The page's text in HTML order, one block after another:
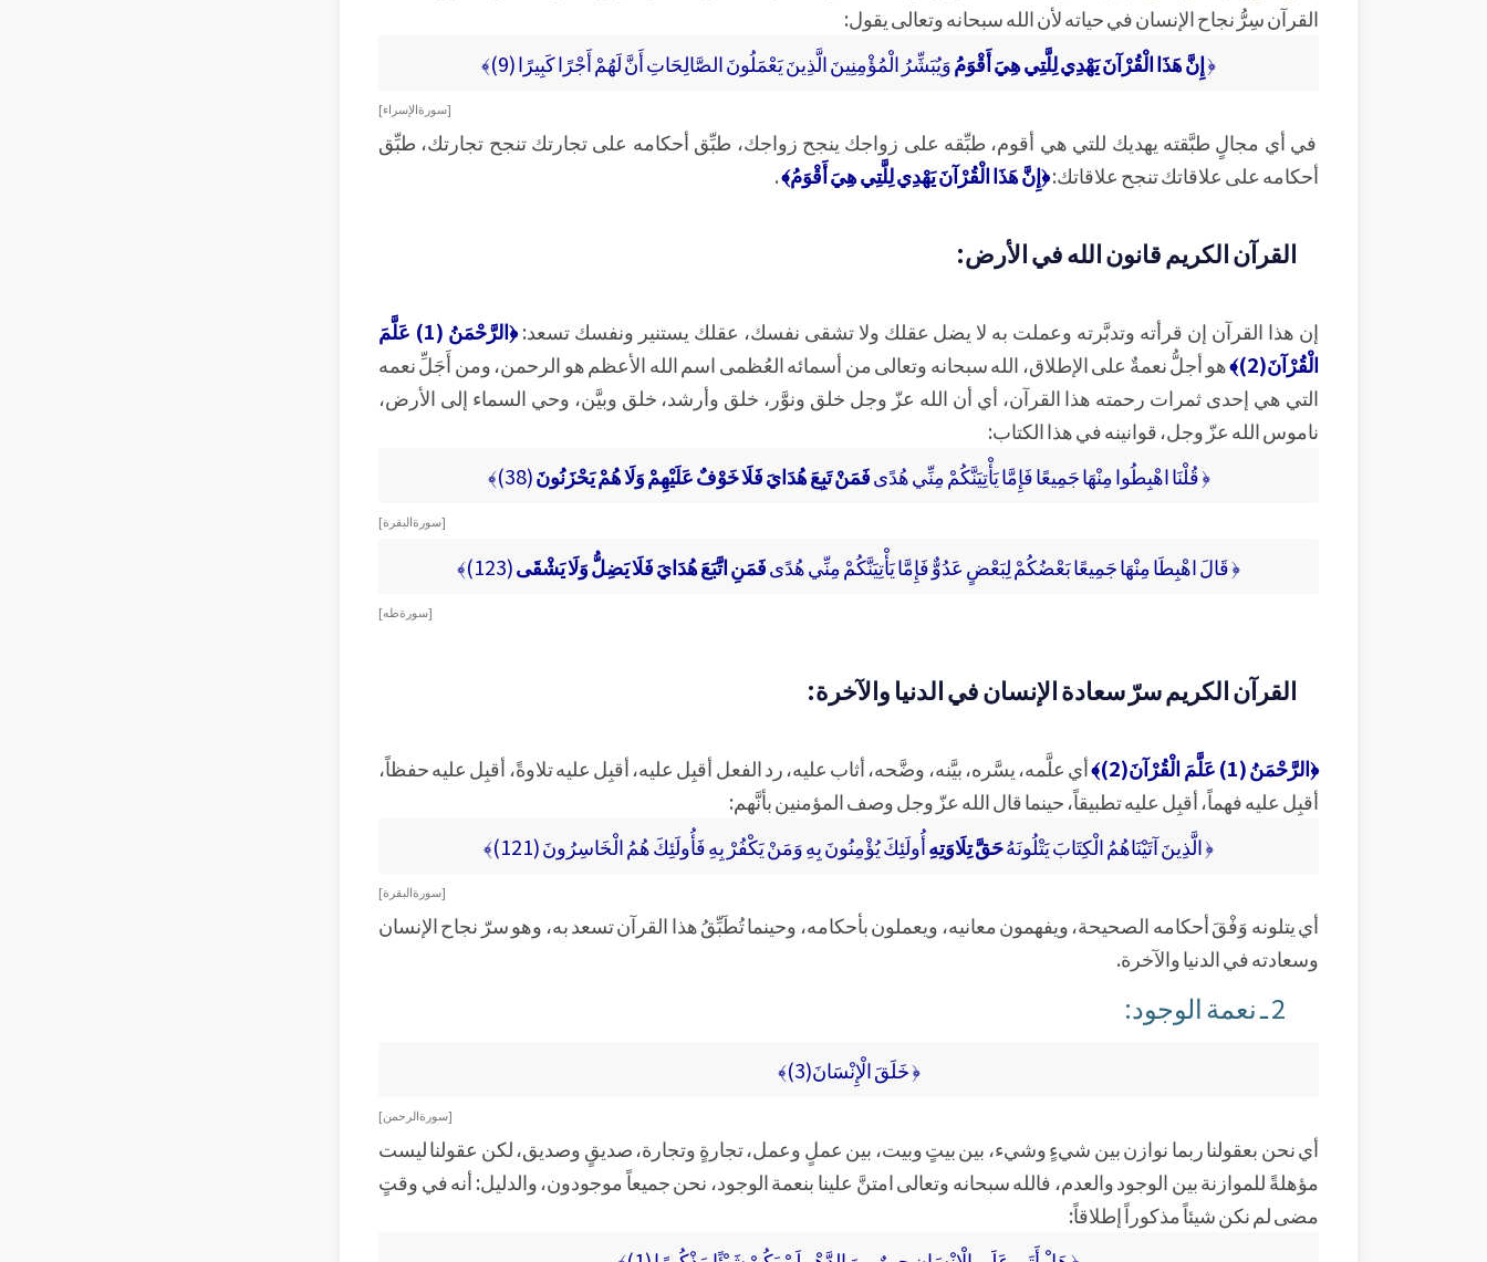
القرآن سِرُّ نجاح الإنسان في حياته لأن الله سبحانه وتعالى يقول:
﴿إِنَّ هَذَا الْقُرْآنَ يَهْدِي لِلَّتِي هِيَ أَقْوَمُوَيُبَشِّرُ الْمُؤْمِنِينَ الَّذِينَ يَعْمَلُونَ الصَّالِحَاتِ أَنَّ لَهُمْ أَجْرًا كَبِيرًا (9)﴾
[ سورة الإسراء ]
في أي مجالٍ طبَّقته يهديك للتي هي أقوم، طبِّقه على زواجك ينجح زواجك، طبِّق أحكامه على تجارتك تنجح تجارتك، طبِّق
أحكامه على علاقاتك تنجح علاقاتك:﴿إِنَّ هَذَا الْقُرْآنَ يَهْدِي لِلَّتِي هِيَ أَقْوَمُ﴾.
القرآن الكريم قانون الله في الأرض:
إن هذا القرآن إن قرأته وتدبَّرته وعملت به لا يضل عقلك ولا تشقى نفسك، عقلك يستنير ونفسك تسعد:
﴿الرَّحْمَنُ (1) عَلَّمَ
الْقُرْآنَ(2)﴾
هو أجلُّ نعمةٌ على الإطلاق، الله سبحانه وتعالى من أسمائه العُظمى اسم الله الأعظم هو الرحمن، ومن أَجَلِّ نعمه
التي هي إحدى ثمرات رحمته هذا القرآن، أي أن الله عزّ وجل خلق ونوَّر، خلق وأرشد، خلق وبيَّن، وحي السماء إلى الأرض،
ناموس الله عزّ وجل، قوانينه في هذا الكتاب:
﴿ قُلْنَا اهْبِطُوا مِنْهَا جَمِيعًا فَإِمَّا يَأْتِيَنَّكُمْ مِنِّي هُدًىفَمَنْ تَبِعَ هُدَايَ فَلَا خَوْفٌ عَلَيْهِمْ وَلَا هُمْ يَحْزَنُونَ(38)﴾
[ سورة البقرة ]
﴿ قَالَ اهْبِطَا مِنْهَا جَمِيعًا بَعْضُكُمْ لِبَعْضٍ عَدُوٌّ فَإِمَّا يَأْتِيَنَّكُمْ مِنِّي هُدًىفَمَنِ اتَّبَعَ هُدَايَ فَلَا يَضِلُّ وَلَا يَشْقَى(123)﴾
[ سورة طه ]
القرآن الكريم سرّ سعادة الإنسان في الدنيا والآخرة:
﴿الرَّحْمَنُ (1) عَلَّمَ الْقُرْآنَ(2)﴾
أي علَّمه، يسَّره، بيَّنه، وضَّحه، أثاب عليه، رد الفعل أقبِل عليه، أقبِل عليه تلاوةً، أقبِل عليه حفظاً،
أقبِل عليه فهماً، أقبِل عليه تطبيقاً، حينما قال الله عزّ وجل وصف المؤمنين بأنَّهم:
﴿ الَّذِينَ آتَيْنَاهُمُ الْكِتَابَ يَتْلُونَهُحَقَّ تِلَاوَتِهِأُولَئِكَ يُؤْمِنُونَ بِهِ وَمَنْ يَكْفُرْ بِهِ فَأُولَئِكَ هُمُ الْخَاسِرُونَ (121)﴾
[ سورة البقرة ]
أي يتلونه وَفْقَ أحكامه الصحيحة، ويفهمون معانيه، ويعملون بأحكامه، وحينما تُطَبِّقُ هذا القرآن تسعد به، وهو سرّ نجاح الإنسان
وسعادته في الدنيا والآخرة.
2 ـ نعمة الوجود:
﴿ خَلَقَ الْإِنْسَانَ(3)﴾
[ سورة الرحمن ]
أي نحن بعقولنا ربما نوازن بين شيءٍ وشيء، بين بيتٍ وبيت، بين عملٍ وعمل، تجارةٍ وتجارة، صديقٍ وصديق، لكن عقولنا ليست
مؤهلةً للموازنة بين الوجود والعدم، فالله سبحانه وتعالى امتنَّ علينا بنعمة الوجود، نحن جميعاً موجودون، والدليل: أنه في وقتٍ
مضى لم نكن شيئاً مذكوراً إطلاقاً: